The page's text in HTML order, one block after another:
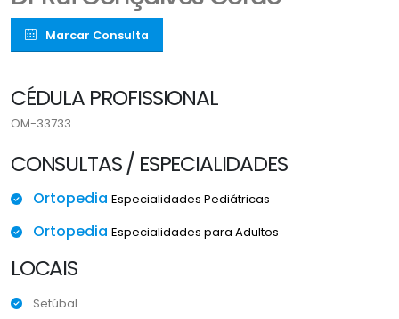
Marcar Consulta
CÉDULA PROFISSIONAL
OM-33733
CONSULTAS / ESPECIALIDADES
Ortopedia Especialidades Pediátricas
Ortopedia Especialidades para Adultos
LOCAIS
Setúbal